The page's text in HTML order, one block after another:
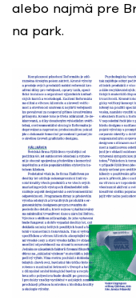
alebo najmä pre
na park.